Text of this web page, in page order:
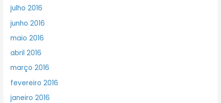
julho 2016
junho 2016
maio 2016
abril 2016
março 2016
fevereiro 2016
janeiro 2016